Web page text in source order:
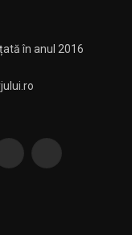
în anul 2016
WhatsAppTikTok